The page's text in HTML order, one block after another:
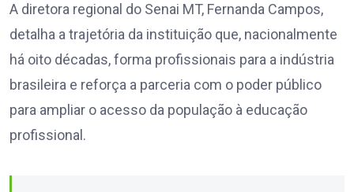
A diretora regional do Senai MT, Fernanda Campos,
detalha a trajetória da instituição que, nacionalmente
há oito décadas, forma profissionais para a indústria
brasileira e reforça a parceria com o poder público
para ampliar o acesso da população à educação
profissional.